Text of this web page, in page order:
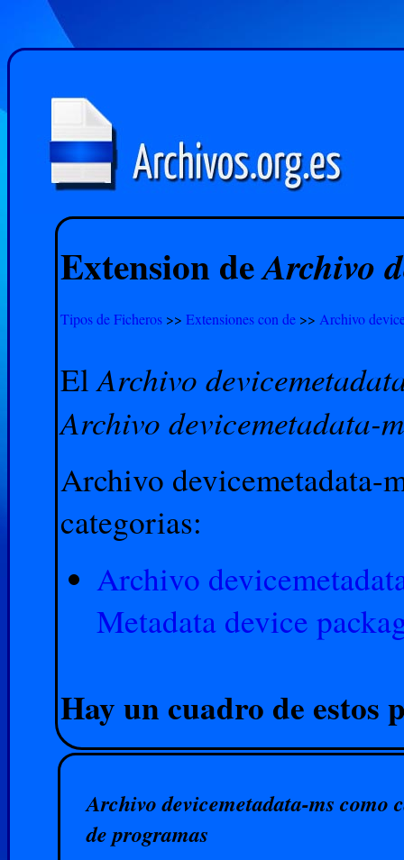
Extension deArchivo
Tipos de Ficheros >> Extensiones con de >> Archivo
ElArchivo
Archivo devicemetadata-
Archivo devicemetadata-
categorias:
Archivo
Metadata device
Hay un cuadro de estos
Archivo devicemetadata-ms como
de programas